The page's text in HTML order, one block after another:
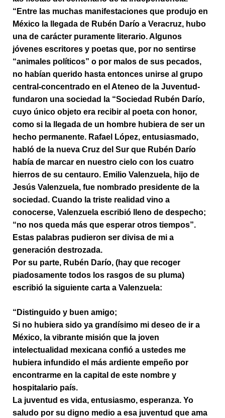
“Entre las muchas manifestaciones que produjo en
México la llegada de Rubén Darío a Veracruz, hubo
una de carácter puramente literario. Algunos
jóvenes escritores y poetas que, por no sentirse
“animales políticos” o por malos de sus pecados,
no habían querido hasta entonces unirse al grupo
central-concentrado en el Ateneo de la Juventud-
fundaron una sociedad la “Sociedad Rubén Darío,
cuyo único objeto era recibir al poeta con honor,
como si la llegada de un hombre hubiera de ser un
hecho permanente. Rafael López, entusiasmado,
habló de la nueva Cruz del Sur que Rubén Darío
había de marcar en nuestro cielo con los cuatro
hierros de su centauro. Emilio Valenzuela, hijo de
Jesús Valenzuela, fue nombrado presidente de la
sociedad. Cuando la triste realidad vino a
conocerse, Valenzuela escribió lleno de despecho;
“no nos queda más que esperar otros tiempos”.
Estas palabras pudieron ser divisa de mi a
generación destrozada.
Por su parte, Rubén Darío, (hay que recoger
piadosamente todos los rasgos de su pluma)
escribió la siguiente carta a Valenzuela:
“Distinguido y buen amigo;
Si no hubiera sido ya grandísimo mi deseo de ir a
México, la vibrante misión que la joven
intelectualidad mexicana confió a ustedes me
hubiera infundido el más ardiente empeño por
encontrarme en la capital de este nombre y
hospitalario país.
La juventud es vida, entusiasmo, esperanza. Yo
saludo por su digno medio a esa juventud que ama